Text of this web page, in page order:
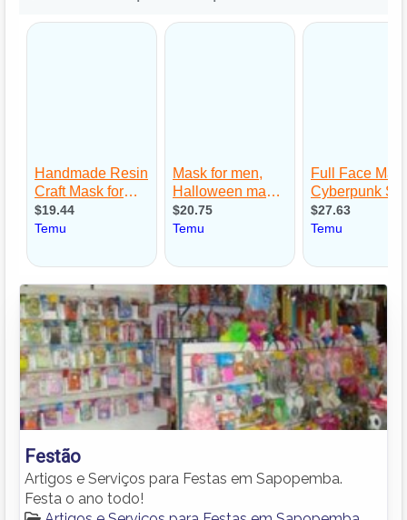
Festão
Artigos e Serviços para Festas em Sapopemba.
Festa o ano todo!